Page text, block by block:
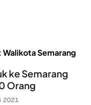
Walikota Semarang
ke Semarang
Orang
2021